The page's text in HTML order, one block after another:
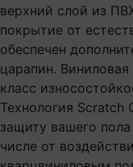
верхний слой из
покрытие от
обеспечен
царапин.
класс
Технология Scratch
защиту вашего
числе от